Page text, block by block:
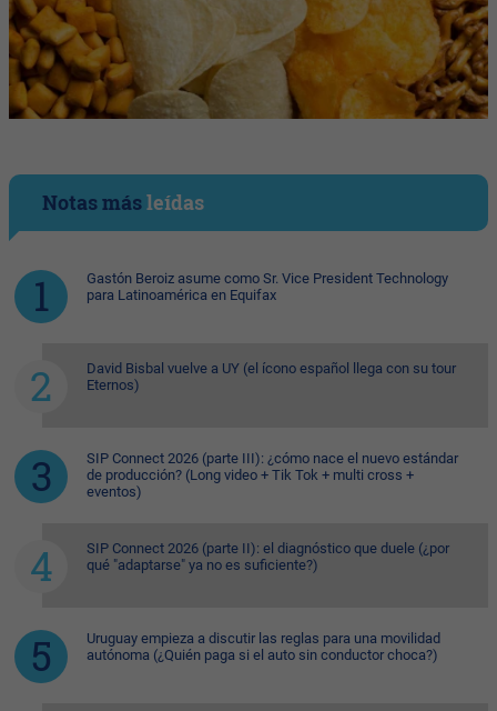
Notas másleídas
Gastón Beroiz asume como Sr. Vice President Technology
para Latinoamérica en Equifax
David Bisbal vuelve a UY (el ícono español llega con su tour
Eternos)
SIP Connect 2026 (parte III): ¿cómo nace el nuevo estándar
de producción? (Long video + Tik Tok + multi cross +
eventos)
SIP Connect 2026 (parte II): el diagnóstico que duele (¿por
qué "adaptarse" ya no es suficiente?)
Uruguay empieza a discutir las reglas para una movilidad
autónoma (¿Quién paga si el auto sin conductor choca?)